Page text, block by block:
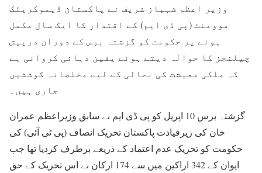
وزیر اعظم شہباز شریف نے پاکستان ڈیموکریٹک
موومنٹ (پی ڈی ایم) کے اقتدار کا ایک سال مکمل
ہونے پر حکومت کو گزشتہ برس کے دوران درپیش
چیلنجز کا حوالہ دیتے ہوئے یقین دہانی کروائی ہے
کہ ملکی معیشت کی بحالی کے لیے مخلصانہ کوششیں
جاری ہیں۔
گزشتہ برس 10 اپریل کو پی ڈی ایم نے سابق وزیراعظم عمران
خان کی زیرقیادت پاکستان تحریک انصاف (پی ٹی آئی) کی
حکومت کو تحریک عدم اعتماد کے ذریعے برطرف کردیا تھا جب
ایوان کے 342 اراکین میں سے 174 ارکان نے اس تحریک کے حق